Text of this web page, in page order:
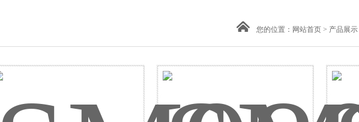
您的位置： 网站首页 > 产品展示